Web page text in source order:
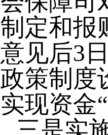
制定和报
意见后3
政策制度
实现资金